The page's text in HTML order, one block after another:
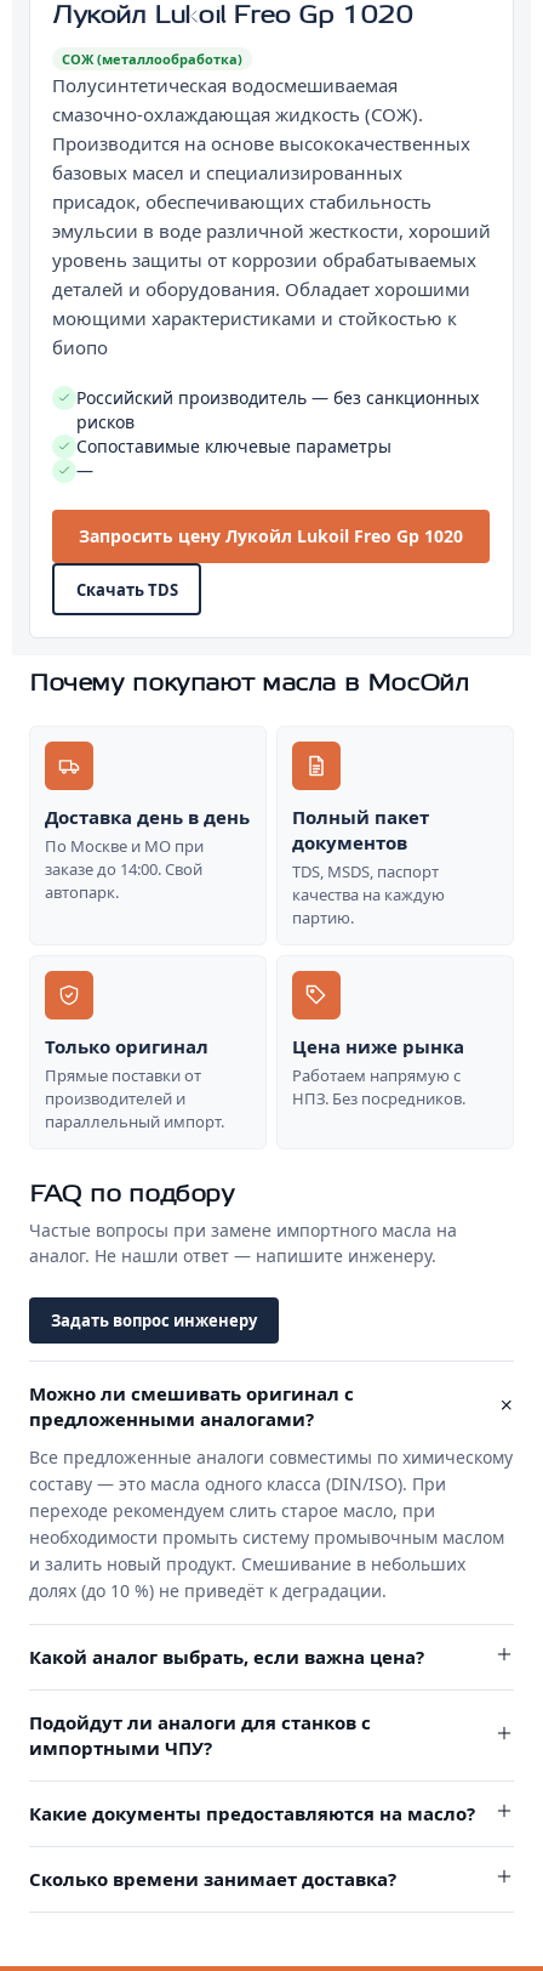
Лукойл Lukoil Freo Gp 1020
СОЖ (металлообработка)
Полусинтетическая водосмешиваемая
смазочно-охлаждающая жидкость (СОЖ).
Производится на основе высококачественных
базовых масел и специализированных
присадок, обеспечивающих стабильность
эмульсии в воде различной жесткости, хороший
уровень защиты от коррозии обрабатываемых
деталей и оборудования. Обладает хорошими
моющими характеристиками и стойкостью к
биопо
Российский производитель — без санкционных
рисков
Сопоставимые ключевые параметры
—
Запросить цену Лукойл Lukoil Freo Gp 1020
Скачать TDS
Почему покупают масла в МосОйл
Доставка день в день
По Москве и МО при
заказе до 14:00. Свой
автопарк.
Полный пакет
документов
TDS, MSDS, паспорт
качества на каждую
партию.
Только оригинал
Прямые поставки от
производителей и
параллельный импорт.
Цена ниже рынка
Работаем напрямую с
НПЗ. Без посредников.
FAQ по подбору
Частые вопросы при замене импортного масла на
аналог. Не нашли ответ — напишите инженеру.
Задать вопрос инженеру
Можно ли смешивать оригинал с
предложенными аналогами?
Все предложенные аналоги совместимы по химическому
составу — это масла одного класса (DIN/ISO). При
переходе рекомендуем слить старое масло, при
необходимости промыть систему промывочным маслом
и залить новый продукт. Смешивание в небольших
долях (до 10 %) не приведёт к деградации.
Какой аналог выбрать, если важна цена?
Подойдут ли аналоги для станков с
импортными ЧПУ?
Какие документы предоставляются на масло?
Сколько времени занимает доставка?